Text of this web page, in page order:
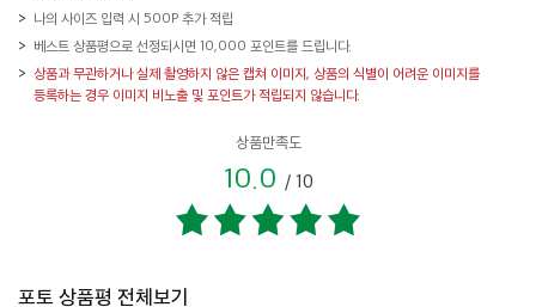
나의 사이즈 입력 시 500P 추가 적립
베스트 상품평으로 선정되시면 10,000 포인트를 드립니다.
상품과 무관하거나 실제 촬영하지 않은 캡쳐 이미지, 상품의 식별이 어려운 이미지를
등록하는 경우 이미지 비노출 및 포인트가 적립되지 않습니다.
상품만족도
10.0 / 10
포토 상품평 전체보기